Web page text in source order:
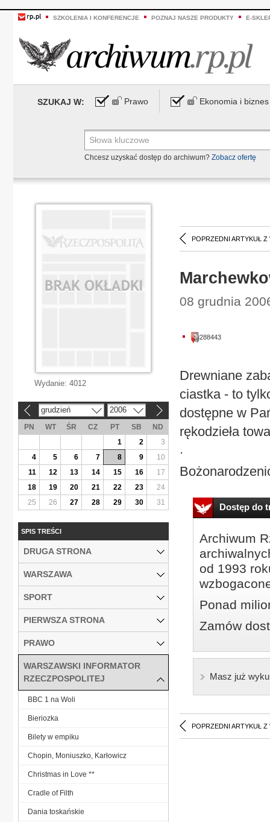
SZKOLENIA I KONFERENCJE POZNAJ NASZE PRODUKTY E-
SZUKAJ W: Prawo Ekonomia i biznes
Chcesz uzyskać dostęp do archiwum? Zobacz ofertę
POPRZEDNI ARTYKUŁ Z
08 grudnia
288443
Drewniane
ciastka - to
dostępne w
rękodzieła
.
Dostęp do
Archiwum
od 1993
Ponad
Zamów
Masz już
POPRZEDNI ARTYKUŁ Z
Wydanie: 4012
grudzień 2006
PN WT ŚR CZ PT SB
ND
1
2
3
4
5 6 7 8 9
10
11
12 13 14 15 16
17
18
19 20 21 22 23
24
25
26 27 28 29 30 31
SPIS TREŚCI
DRUGA STRONA
WARSZAWA
SPORT
PIERWSZA STRONA
PRAWO
WARSZAWSKI INFORMATOR
RZECZPOSPOLITEJ
BBC 1 na Woli
Bieriozka
Bilety w empiku
Chopin, Moniuszko, Karłowicz
Christmas in Love **
Cradle of Filth
Dania toskańskie